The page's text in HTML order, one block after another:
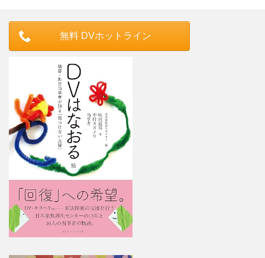
無料 DVホットライン